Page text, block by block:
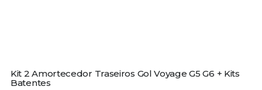
Kit 2 Amortecedor Traseiros Gol Voyage G5 G6 + Kits
Batentes